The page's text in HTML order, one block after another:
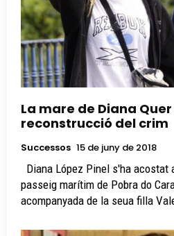
La mare de Diana
reconstrucció del crim
Successos 15 de juny de 2018
passeig marítim de Pobra do
acompanyada de la seua filla